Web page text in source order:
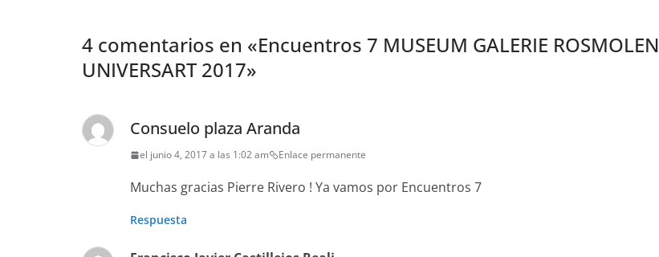
4 comentarios en «Encuentros 7 MUSEUM GALERIE ROSMOLEN
UNIVERSART 2017»
Consuelo plaza Aranda
el junio 4, 2017 a las 1:02 am Enlace permanente
Muchas gracias Pierre Rivero ! Ya vamos por Encuentros 7
Respuesta